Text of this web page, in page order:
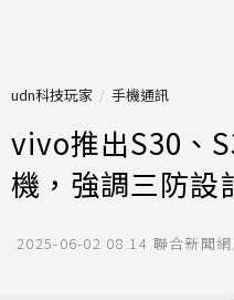
udn科技玩家 手機通訊
vivo推出S30、
機，強調三防設
2025-06-02 08:14 聯合新聞